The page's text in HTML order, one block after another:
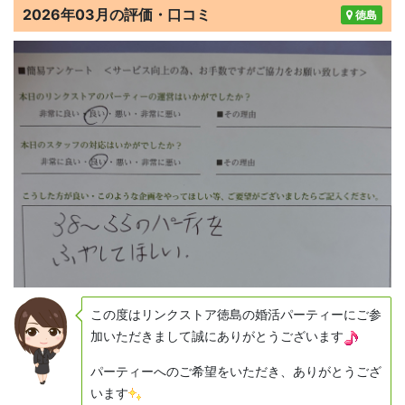
徳島
2026年03月の評価・口コミ
この度はリンクストア徳島の婚活パーティーにご参
加いただきまして誠にありがとうございます
パーティーへのご希望をいただき、ありがとうござ
います